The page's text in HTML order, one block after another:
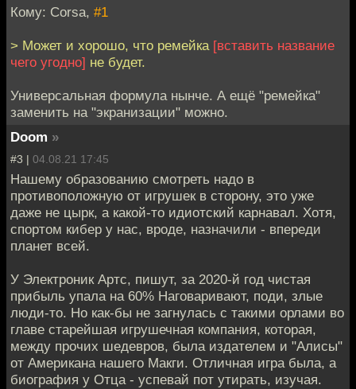
Кому: Corsa, #1
> Может и хорошо, что ремейка [вставить название
чего угодно] не будет.
Универсальная формула нынче. А ещё "ремейка"
заменить на "экранизации" можно.
Doom »
#3 | 04.08.21 17:45
Нашему образованию смотреть надо в
противоположную от игрушек в сторону, это уже
даже не цырк, а какой-то идиотский карнавал. Хотя,
спортом кибер у нас, вроде, назначили - впереди
планет всей.
У Электроник Артс, пишут, за 2020-й год чистая
прибыль упала на 60% Наговаривают, поди, злые
люди-то. Но как-бы не загнулась с такими орлами во
главе старейшая игрушечная компания, которая,
между прочих шедевров, была издателем и "Алисы"
от Американа нашего Макги. Отличная игра была, а
биография у Отца - успевай пот утирать, изучая.